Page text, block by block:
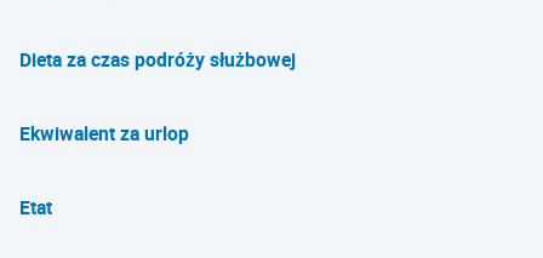
Dieta za czas podróży służbowej
Ekwiwalent za urlop
Etat